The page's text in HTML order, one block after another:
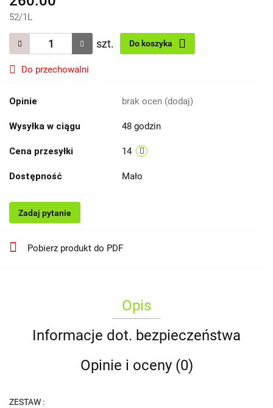
52/1L
szt. Do koszyka
Do przechowalni
Opinie brak ocen (dodaj)
Wysyłka w ciągu 48 godzin
Cena przesyłki 14
Dostępność Mało
Zadaj pytanie
Pobierz produkt do PDF
Opis
Informacje dot. bezpieczeństwa
Opinie i oceny (0)
ZESTAW :